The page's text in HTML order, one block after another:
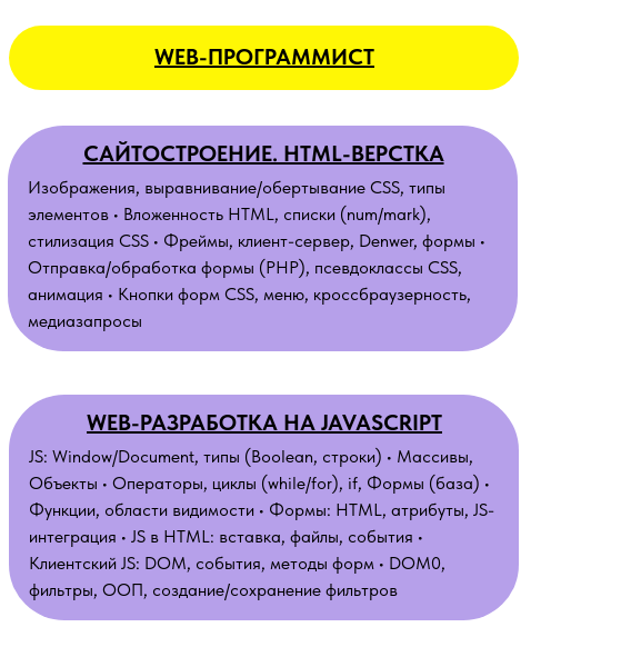
САЙТОСТРОЕНИЕ. HTML-ВЕРСТКА
WEB-ПРОГРАММИСТ
Изображения, выравнивание/обертывание CSS, типы
элементов • Вложенность HTML, списки (num/mark),
стилизация CSS • Фреймы, клиент-сервер, Denwer, формы •
Отправка/обработка формы (PHP), псевдоклассы CSS,
анимация • Кнопки форм CSS, меню, кроссбраузерность,
медиазапросы
WEB-РАЗРАБОТКА НА JAVASCRIPT
JS: Window/Document, типы (Boolean, строки) • Массивы,
Объекты • Операторы, циклы (while/for), if, Формы (база) •
Функции, области видимости • Формы: HTML, атрибуты, JS-
интеграция • JS в HTML: вставка, файлы, события •
Клиентский JS: DOM, события, методы форм • DOM0,
фильтры, ООП, создание/сохранение фильтров